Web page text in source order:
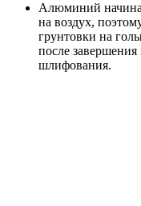
Алюминий
на воздух,
грунтовки на
после
шлифования.